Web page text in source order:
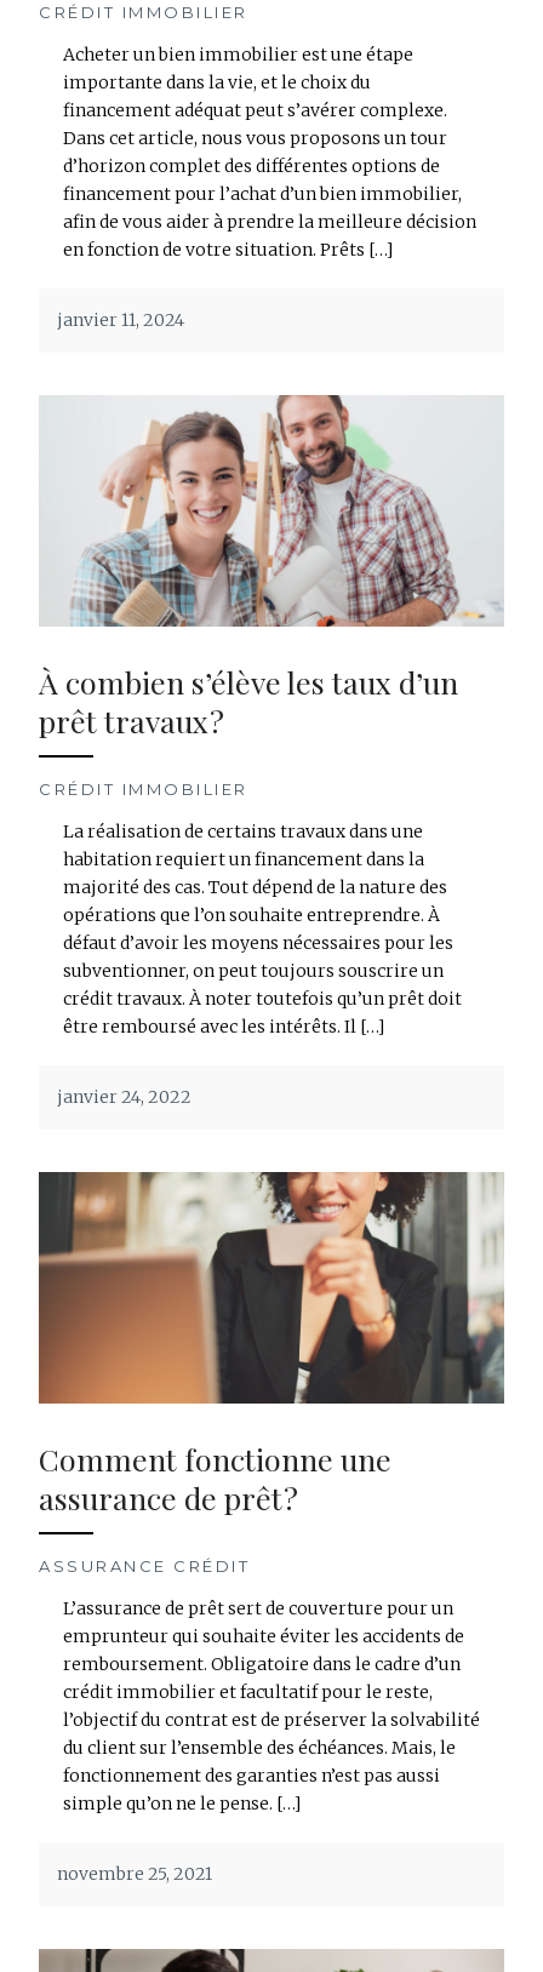
CRÉDIT IMMOBILIER
Acheter un bien immobilier est une étape
importante dans la vie, et le choix du
financement adéquat peut s’avérer complexe.
Dans cet article, nous vous proposons un tour
d’horizon complet des différentes options de
financement pour l’achat d’un bien immobilier,
afin de vous aider à prendre la meilleure décision
en fonction de votre situation. Prêts […]
janvier 11, 2024
À combien s’élève les taux d’un
prêt travaux ?
CRÉDIT IMMOBILIER
La réalisation de certains travaux dans une
habitation requiert un financement dans la
majorité des cas. Tout dépend de la nature des
opérations que l’on souhaite entreprendre. À
défaut d’avoir les moyens nécessaires pour les
subventionner, on peut toujours souscrire un
crédit travaux. À noter toutefois qu’un prêt doit
être remboursé avec les intérêts. Il […]
janvier 24, 2022
Comment fonctionne une
assurance de prêt ?
ASSURANCE CRÉDIT
L’assurance de prêt sert de couverture pour un
emprunteur qui souhaite éviter les accidents de
remboursement. Obligatoire dans le cadre d’un
crédit immobilier et facultatif pour le reste,
l’objectif du contrat est de préserver la solvabilité
du client sur l’ensemble des échéances. Mais, le
fonctionnement des garanties n’est pas aussi
simple qu’on ne le pense. […]
novembre 25, 2021